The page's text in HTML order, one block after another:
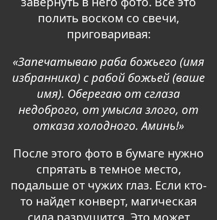
полить воском со свечи,
приговаривая:
«Запечатываю раба божьего (имя
избранника) с рабой божьей (ваше
имя). Оберегаю от сглаза
недоброго, от умысла злого, от
отказа холодного. Аминь!»
После этого фото в бумаге нужно
спрятать в темное место,
подальше от чужих глаз. Если кто-
то найдет конверт, магическая
сила разрушится. Это может